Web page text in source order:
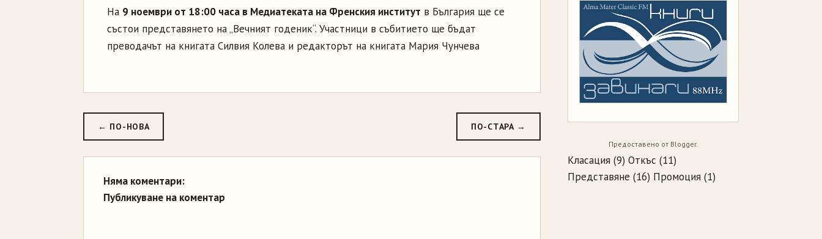
На 9 ноември от 18:00 часа в Медиатеката на Френския институт в България ще се
състои представянето на „Вечният годеник“. Участници в събитието ще бъдат
преводачът на книгата Силвия Колева и редакторът на книгата Мария Чунчева
← ПО-НОВА ПО-СТАРА →
Няма коментари:
Публикуване на коментар
Предоставено от Blogger.
Класация (9) Откъс (11)
Представяне (16) Промоция (1)